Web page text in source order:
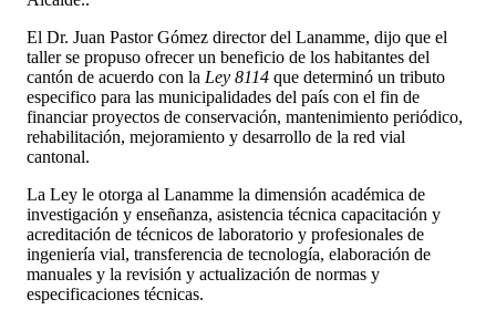
El Dr. Juan Pastor Gómez director del Lanamme, dijo que el
taller se propuso ofrecer un beneficio de los habitantes del
cantón de acuerdo con la Ley 8114 que determinó un tributo
especifico para las municipalidades del país con el fin de
financiar proyectos de conservación, mantenimiento periódico,
rehabilitación, mejoramiento y desarrollo de la red vial
cantonal.
La Ley le otorga al Lanamme la dimensión académica de
investigación y enseñanza, asistencia técnica capacitación y
acreditación de técnicos de laboratorio y profesionales de
ingeniería vial, transferencia de tecnología, elaboración de
manuales y la revisión y actualización de normas y
especificaciones técnicas.